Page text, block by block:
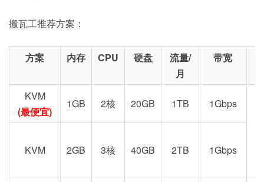
搬瓦工推荐方案：
方案 内存 CPU 硬盘
流量/
月
带宽
KVM
(最便宜)
1GB 2核 20GB 1TB 1Gbps
KVM 2GB 3核 40GB 2TB 1Gbps